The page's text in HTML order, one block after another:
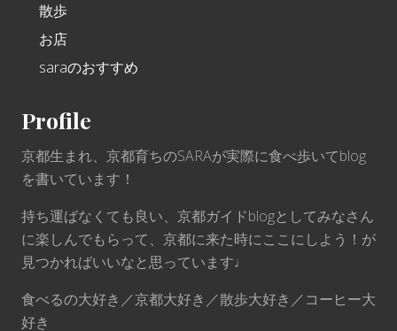
散歩
お店
saraのおすすめ
Profile
京都生まれ、京都育ちのSARAが実際に食べ歩いてblog
を書いています！
持ち運ばなくても良い、京都ガイドblogとしてみなさん
に楽しんでもらって、京都に来た時にここにしよう！が
見つかればいいなと思っています♩
食べるの大好き／京都大好き／散歩大好き／コーヒー大
好き